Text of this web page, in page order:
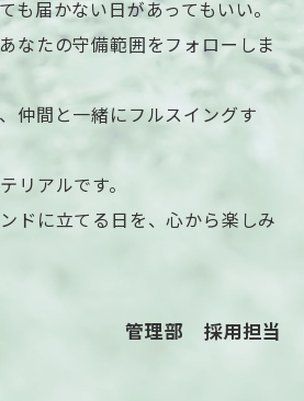
も届かない日があってもいい。
なたの守備範囲をフォローしま
仲間と一緒にフルスイングす
リアルです。
ドに立てる日を、心から楽しみ
管理部 採用担当